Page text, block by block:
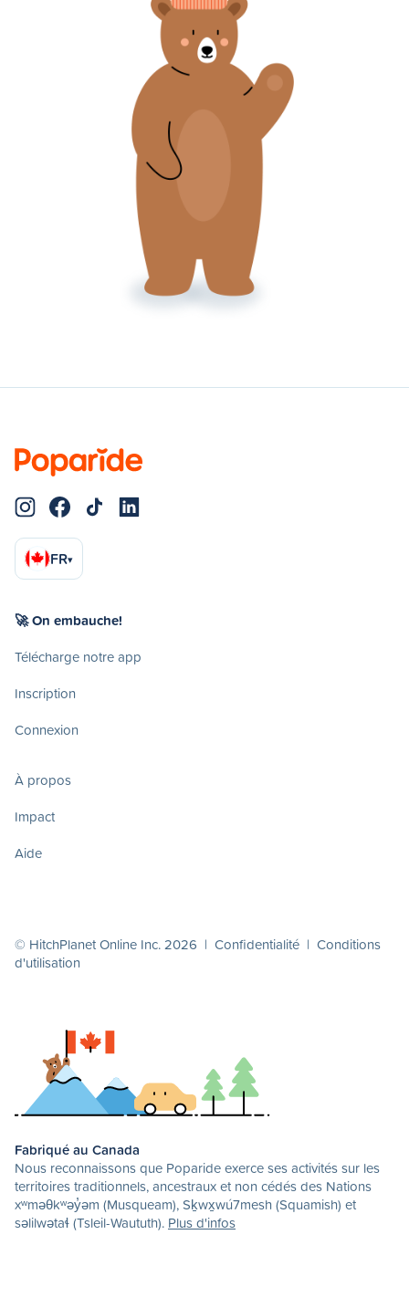
FR▾
🚀 On embauche!
Télécharge notre app
Inscription
Connexion
À propos
Impact
Aide
© HitchPlanet Online Inc. 2026 | Confidentialité | Conditions
d'utilisation
Fabriqué au Canada
Nous reconnaissons que Poparide exerce ses activités sur les
territoires traditionnels, ancestraux et non cédés des Nations
xʷməθkʷəy̓əm (Musqueam), Sḵwx̱wú7mesh (Squamish) et
səlilwətaɬ (Tsleil-Waututh). Plus d'infos